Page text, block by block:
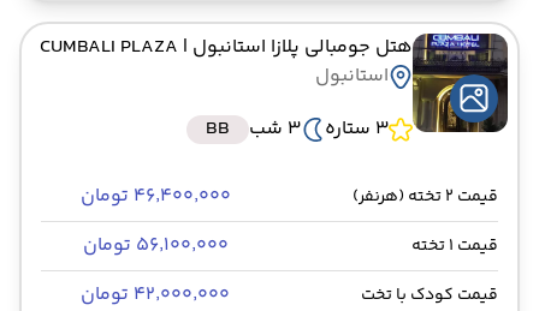
هتل جومبالی پلازا استانبول | CUMBALI PLAZA
استانبول
3 ستاره
3 شب BB
قیمت 2 تخته (هرنفر) ۴۶٬۴۰۰٬۰۰۰ تومان
قیمت 1 تخته ۵۶٬۱۰۰٬۰۰۰ تومان
قیمت کودک با تخت ۴۲٬۰۰۰٬۰۰۰ تومان